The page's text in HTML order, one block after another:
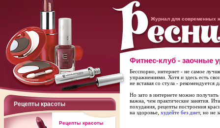
Журнал для современных
Фитнес-клуб - заочные
Бесспорно, интернет - не самое
упражнениями. Хотя и здесь есть
не вставая со стула - рекомендуется
Но зато в интернете можно
важна, чем практические занятия.
похудания, рецепты построения
на здоровье, худейте без диет, но не
Рецепты красоты
Рецепты красоты